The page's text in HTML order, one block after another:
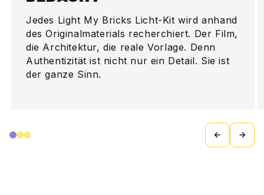
Jedes Light My Bricks Licht-Kit wird anhand
des Originalmaterials recherchiert. Der Film,
die Architektur, die reale Vorlage. Denn
Authentizität ist nicht nur ein Detail. Sie ist
der ganze Sinn.